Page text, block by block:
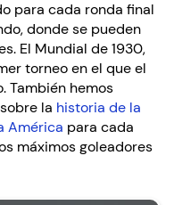
para cada ronda final
donde se pueden
El Mundial de 1930,
torneo en el que el
También hemos
la historia de la
América para cada
máximos goleadores